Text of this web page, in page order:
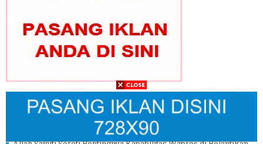
GEKIRA Gelar Rakernas Bahas Transformasi Ekonomi Nasional
Era Prabowo
Gus Ibi Dukung Gus Muhaimin Pimpin PBNU ke Depan